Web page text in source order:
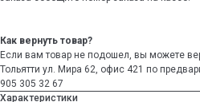
Как вернуть товар?
Если вам товар не подошел, вы можете
Тольятти ул. Мира 62, офис 421 по
905 305 32 67
Характеристики